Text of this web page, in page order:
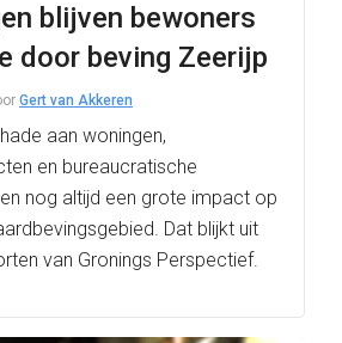
blijven bewoners
door beving Zeerijp
Gert van Akkeren
aan woningen,
en bureaucratische
nog altijd een grote impact op
Dat blijkt uit
van Gronings Perspectief.